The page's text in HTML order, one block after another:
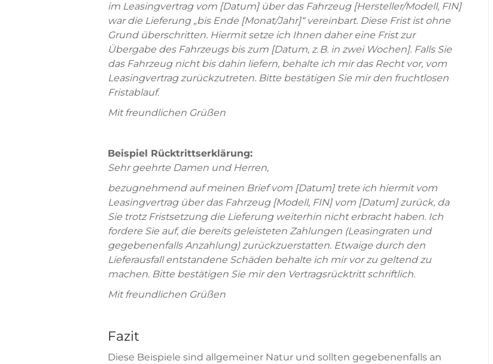
im Leasingvertrag vom [Datum] über das Fahrzeug [Hersteller/Modell, FIN]
war die Lieferung „bis Ende [Monat/Jahr]“ vereinbart. Diese Frist ist ohne
Grund überschritten. Hiermit setze ich Ihnen daher eine Frist zur
Übergabe des Fahrzeugs bis zum [Datum, z. B. in zwei Wochen]. Falls Sie
das Fahrzeug nicht bis dahin liefern, behalte ich mir das Recht vor, vom
Leasingvertrag zurückzutreten. Bitte bestätigen Sie mir den fruchtlosen
Fristablauf.
Mit freundlichen Grüßen
Beispiel Rücktrittserklärung:
Sehr geehrte Damen und Herren,
bezugnehmend auf meinen Brief vom [Datum] trete ich hiermit vom
Leasingvertrag über das Fahrzeug [Modell, FIN] vom [Datum] zurück, da
Sie trotz Fristsetzung die Lieferung weiterhin nicht erbracht haben. Ich
fordere Sie auf, die bereits geleisteten Zahlungen (Leasingraten und
gegebenenfalls Anzahlung) zurückzuerstatten. Etwaige durch den
Lieferausfall entstandene Schäden behalte ich mir vor zu geltend zu
machen. Bitte bestätigen Sie mir den Vertragsrücktritt schriftlich.
Mit freundlichen Grüßen
Fazit
Diese Beispiele sind allgemeiner Natur und sollten gegebenenfalls an